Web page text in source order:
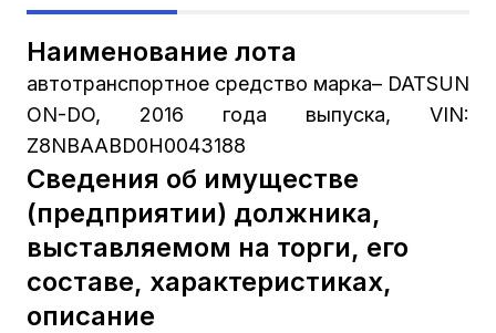
Наименование лота
автотранспортное средство марка– DATSUN
ON-DO, 2016 года выпуска, VIN:
Z8NBAABD0H0043188
Сведения об имуществе
(предприятии) должника,
выставляемом на торги, его
составе, характеристиках,
описание